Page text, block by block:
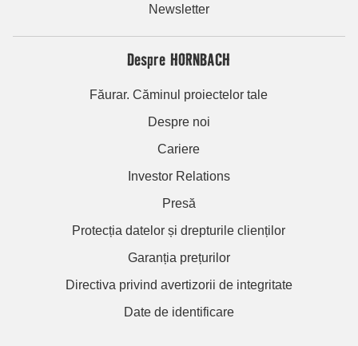
Newsletter
Despre HORNBACH
Făurar. Căminul proiectelor tale
Despre noi
Cariere
Investor Relations
Presă
Protecția datelor și drepturile clienților
Garanția prețurilor
Directiva privind avertizorii de integritate
Date de identificare